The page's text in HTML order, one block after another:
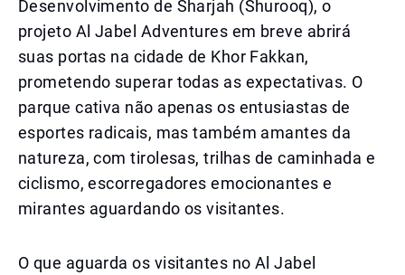
Desenvolvimento de Sharjah (Shurooq), o
projeto Al Jabel Adventures em breve abrirá
suas portas na cidade de Khor Fakkan,
prometendo superar todas as expectativas. O
parque cativa não apenas os entusiastas de
esportes radicais, mas também amantes da
natureza, com tirolesas, trilhas de caminhada e
ciclismo, escorregadores emocionantes e
mirantes aguardando os visitantes.
O que aguarda os visitantes no Al Jabel